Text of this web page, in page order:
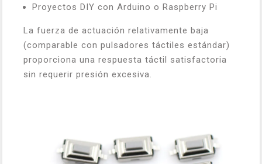
Proyectos DIY con Arduino o Raspberry Pi
La fuerza de actuación relativamente baja
(comparable con pulsadores táctiles estándar)
proporciona una respuesta táctil satisfactoria
sin requerir presión excesiva.